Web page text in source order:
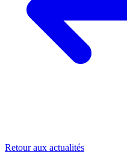
Retour aux actualités